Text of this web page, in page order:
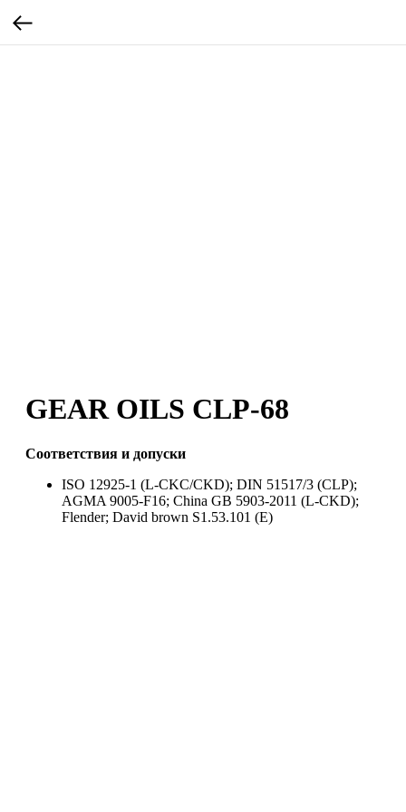
GEAR OILS CLP-68
Соответствия и допуски
ISO 12925-1 (L-CKC/CKD); DIN 51517/3 (CLP);
AGMA 9005-F16; China GB 5903-2011 (L-CKD);
Flender; David brown S1.53.101 (Е)